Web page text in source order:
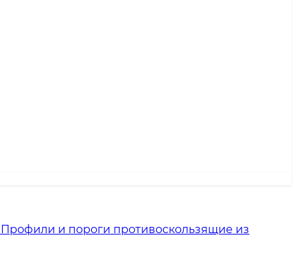
Профили и пороги противоскользящие из